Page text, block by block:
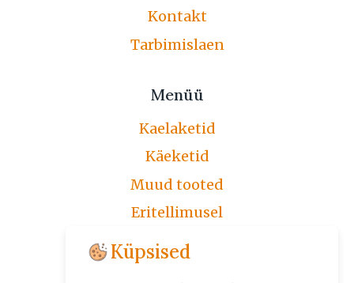
Kontakt
Tarbimislaen
Menüü
Kaelaketid
Käeketid
Muud tooted
Eritellimusel
Järelmaks
Üldtingimused
Küpsised